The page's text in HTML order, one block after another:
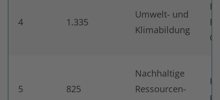
4 1.335
Umwelt- und
Klimabildung
5 825
Nachhaltige
Ressourcen-